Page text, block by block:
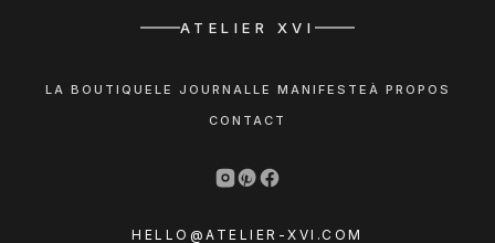
ATELIER XVI
LA BOUTIQUE LE JOURNALLE MANIFESTE À PROPOS
CONTACT
HELLO@ATELIER-XVI.COM